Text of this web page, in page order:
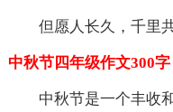
但愿人长久，千里
中秋节四年级作文300字
中秋节是一个丰收